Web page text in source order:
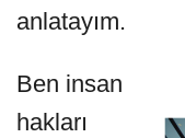
anlatayım.
Ben insan
hakları